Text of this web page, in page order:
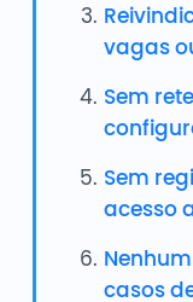
vagas
Sem
Sem
acesso
casos